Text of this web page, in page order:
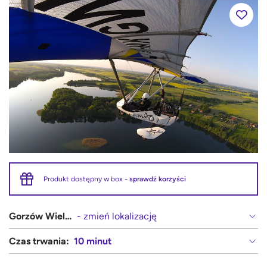
Produkt dostępny w box - sprawdź korzyści
Gorzów Wielkopolski - zmień lokalizację
Czas trwania: 10 minut